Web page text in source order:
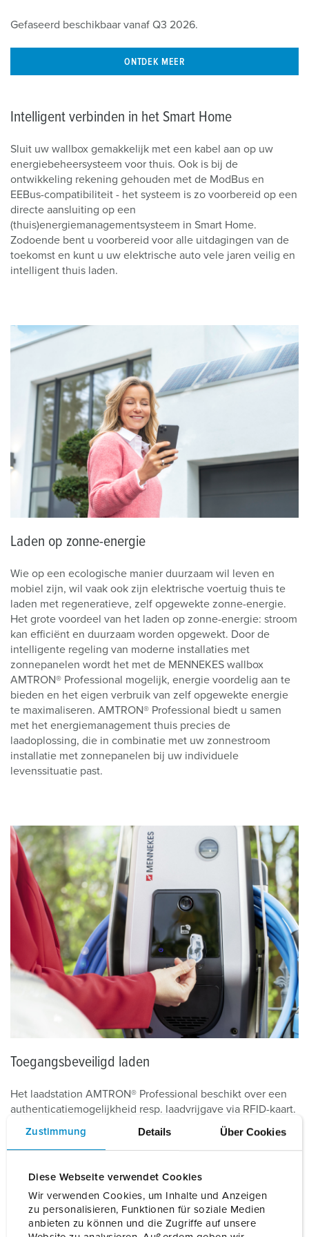
Zustimmung Details Über Cookies
Diese Webseite verwendet Cookies
Wir verwenden Cookies, um Inhalte und Anzeigen
zu personalisieren, Funktionen für soziale Medien
anbieten zu können und die Zugriffe auf unsere
Gefaseerd beschikbaar vanaf Q3 2026.
ONTDEK MEER
Intelligent verbinden in het Smart Home
Sluit uw wallbox gemakkelijk met een kabel aan op uw
energiebeheersysteem voor thuis. Ook is bij de
ontwikkeling rekening gehouden met de ModBus en
EEBus-compatibiliteit - het systeem is zo voorbereid op een
directe aansluiting op een
(thuis)energiemanagementsysteem in Smart Home.
Zodoende bent u voorbereid voor alle uitdagingen van de
toekomst en kunt u uw elektrische auto vele jaren veilig en
intelligent thuis laden.
Laden op zonne-energie
Wie op een ecologische manier duurzaam wil leven en
mobiel zijn, wil vaak ook zijn elektrische voertuig thuis te
laden met regeneratieve, zelf opgewekte zonne-energie.
Het grote voordeel van het laden op zonne-energie: stroom
kan efficiënt en duurzaam worden opgewekt. Door de
intelligente regeling van moderne installaties met
zonnepanelen wordt het met de MENNEKES wallbox
AMTRON® Professional mogelijk, energie voordelig aan te
bieden en het eigen verbruik van zelf opgewekte energie
te maximaliseren. AMTRON® Professional biedt u samen
met het energiemanagement thuis precies de
laadoplossing, die in combinatie met uw zonnestroom
installatie met zonnepanelen bij uw individuele
levenssituatie past.
Toegangsbeveiligd laden
Het laadstation AMTRON® Professional beschikt over een
authenticatiemogelijkheid resp. laadvrijgave via RFID-kaart.
Daarmee wordt verzekerd, dat alleen geautoriseerde
personen hun elektrische auto kunnen opladen. Het
Daarmee is AMTRON® Professional perfect geschikt voor
parkeerplaatsen, die zich niet in een particuliere garage